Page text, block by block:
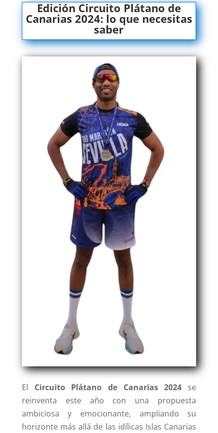
Edición Circuito Plátano de
Canarias 2024: lo que necesitas
saber
El Circuito Plátano de Canarias2024 se
reinventa este año con una propuesta
ambiciosa y emocionante, ampliando su
horizonte más allá de las idílicas Islas Canarias